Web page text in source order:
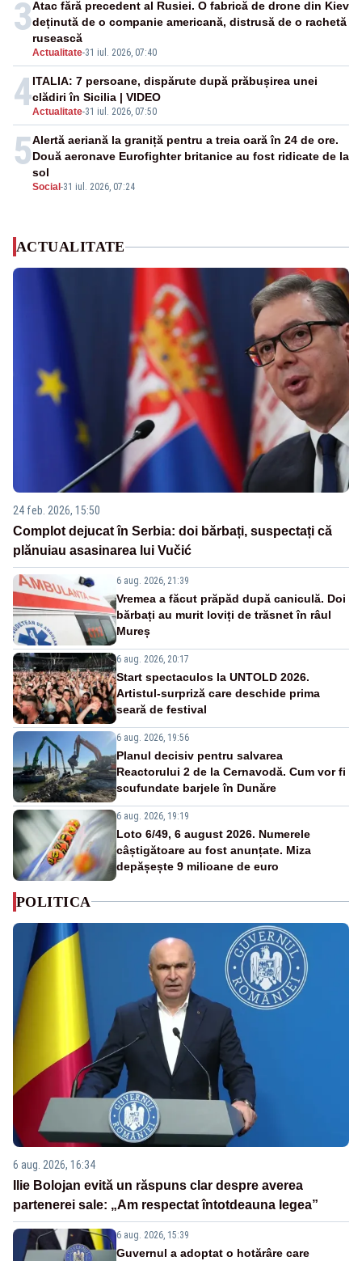
3
Actualitate-31 iul. 2026, 07:40
Atac fără precedent al Rusiei. O fabrică de drone din Kiev
deținută de o companie americană, distrusă de o rachetă
rusească
4Actualitate-31 iul. 2026, 07:50
ITALIA: 7 persoane, dispărute după prăbușirea unei
clădiri în Sicilia | VIDEO
5
Social -31 iul. 2026, 07:24
Alertă aeriană la graniță pentru a treia oară în 24 de ore.
Două aeronave Eurofighter britanice au fost ridicate de la
sol
ACTUALITATE
24 feb. 2026, 15:50
Complot dejucat în Serbia: doi bărbați, suspectați că
plănuiau asasinarea lui Vučić
6 aug. 2026, 21:39
Vremea a făcut prăpăd după caniculă. Doi
bărbați au murit loviți de trăsnet în râul
Mureș
6 aug. 2026, 20:17
Start spectaculos la UNTOLD 2026.
Artistul-surpriză care deschide prima
seară de festival
6 aug. 2026, 19:56
Planul decisiv pentru salvarea
Reactorului 2 de la Cernavodă. Cum vor fi
scufundate barjele în Dunăre
6 aug. 2026, 19:19
Loto 6/49, 6 august 2026. Numerele
câștigătoare au fost anunțate. Miza
depășește 9 milioane de euro
POLITICA
6 aug. 2026, 16:34
Ilie Bolojan evită un răspuns clar despre averea
partenerei sale: „Am respectat întotdeauna legea”
6 aug. 2026, 15:39
Guvernul a adoptat o hotărâre care